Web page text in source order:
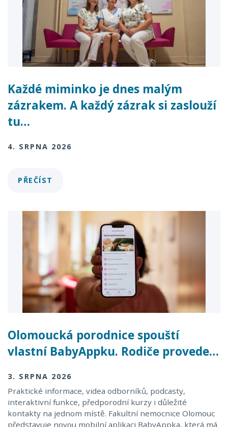
Každé miminko je dnes malým
zázrakem. A každý zázrak si zaslouží
tu…
4. SRPNA 2026
PŘEČÍST
Olomoucká porodnice spouští
vlastní BabyAppku. Rodiče provede…
3. SRPNA 2026
Praktické informace, videa odborníků, podcasty,
interaktivní funkce, předporodní kurzy i důležité
kontakty na jednom místě. Fakultní nemocnice Olomouc
představuje novou mobilní aplikaci BabyAppka, která má